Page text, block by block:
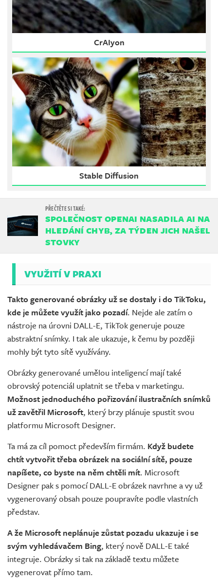
CrAIyon
Stable Diffusion
SPOLEČNOST OPENAI NASADILA AI NA
HLEDÁNÍ CHYB, ZA TÝDEN JICH NAŠEL
STOVKY
VYUŽITÍ V PRAXI
Takto generované obrázky už se dostaly i do TikToku,
kde je můžete využít jako pozadí. Nejde ale zatím o
nástroje na úrovni DALL-E, TikTok generuje pouze
abstraktní snímky. I tak ale ukazuje, k čemu by později
mohly být tyto sítě využívány.
Obrázky generované umělou inteligencí mají také
obrovský potenciál uplatnit se třeba v marketingu.
Možnost jednoduchého pořizování ilustračních snímků
už zavětřil Microsoft, který brzy plánuje spustit svou
platformu Microsoft Designer.
Ta má za cíl pomoct především firmám. Když budete
chtít vytvořit třeba obrázek na sociální sítě, pouze
napíšete, co byste na něm chtěli mít. Microsoft
Designer pak s pomocí DALL-E obrázek navrhne a vy už
vygenerovaný obsah pouze poupravíte podle vlastních
představ.
A že Microsoft neplánuje zůstat pozadu ukazuje i se
svým vyhledávačem Bing, který nově DALL-E také
integruje. Obrázky si tak na základě textu můžete
vygenerovat přímo tam.